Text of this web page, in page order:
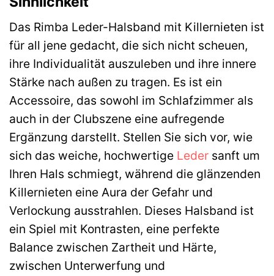
Das Rimba Leder-Halsband mit Killernieten ist
für all jene gedacht, die sich nicht scheuen,
ihre Individualität auszuleben und ihre innere
Stärke nach außen zu tragen. Es ist ein
Accessoire, das sowohl im Schlafzimmer als
auch in der Clubszene eine aufregende
Ergänzung darstellt. Stellen Sie sich vor, wie
sich das weiche, hochwertige Leder sanft um
Ihren Hals schmiegt, während die glänzenden
Killernieten eine Aura der Gefahr und
Verlockung ausstrahlen. Dieses Halsband ist
ein Spiel mit Kontrasten, eine perfekte
Balance zwischen Zartheit und Härte,
zwischen Unterwerfung und